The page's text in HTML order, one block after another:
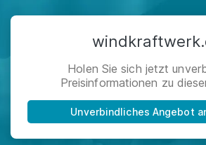
Holen Sie sich jetzt
Preisinformationen zu
Unverbindliches Angebot